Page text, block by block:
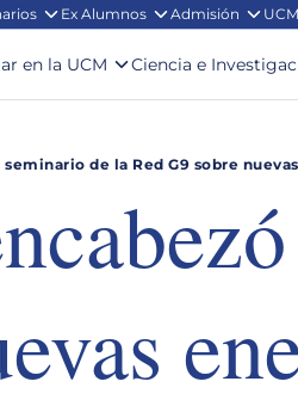
Ex Alumnos Admisión
en la UCM Ciencia e
seminario de la Red G9 sobre